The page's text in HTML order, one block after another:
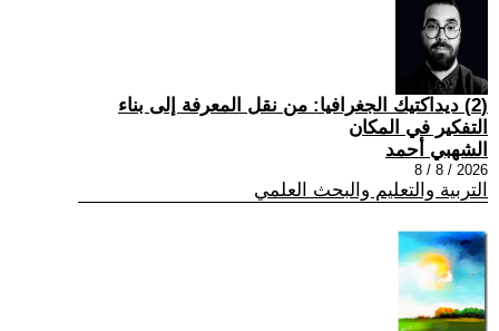
(2) ديداكتيك الجغرافيا: من نقل المعرفة إلى بناء
التفكير في المكان
الشهبي أحمد
2026 / 8 / 8
التربية والتعليم والبحث العلمي